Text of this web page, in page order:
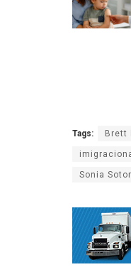
Tags: Brett
Sonia